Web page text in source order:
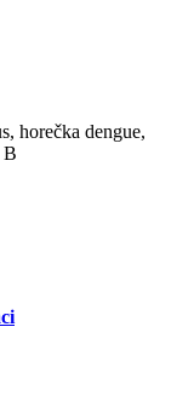
horečka dengue,
B